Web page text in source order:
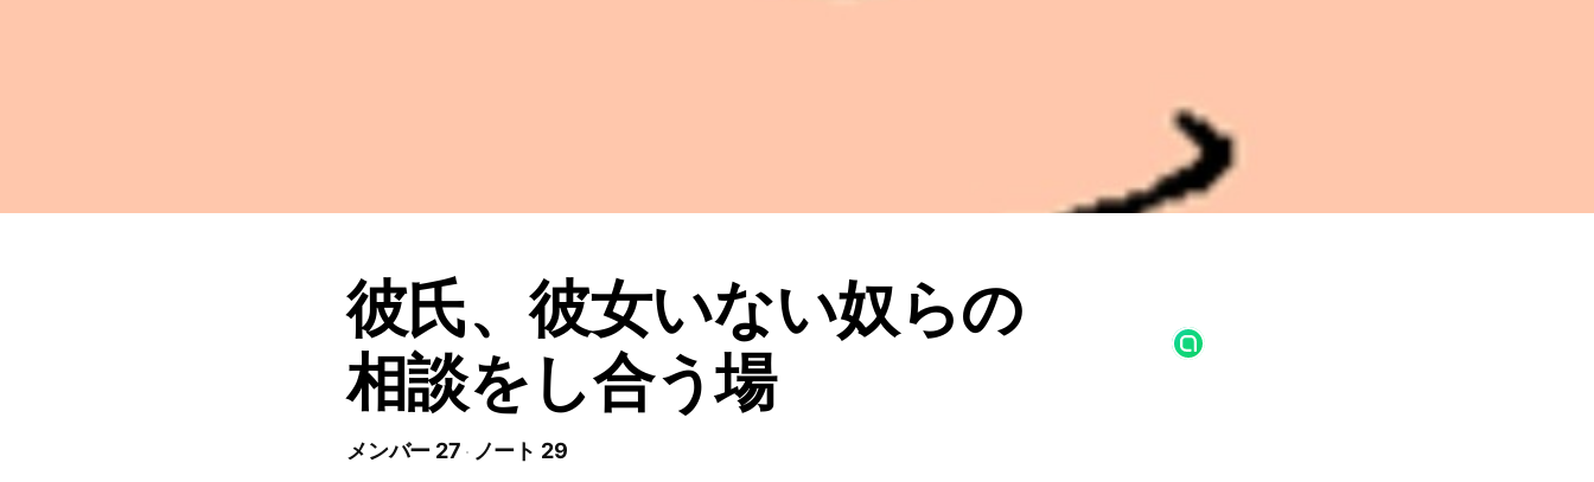
彼氏、彼女いない奴らの
相談をし合う場
メンバー 27
ノート 29